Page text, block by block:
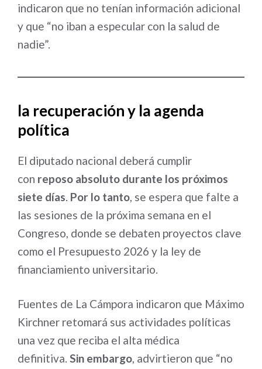
indicaron que no tenían información adicional
y que “no iban a especular con la salud de
nadie”.
la recuperación y la agenda
política
El diputado nacional deberá cumplir
con reposo absoluto durante los próximos
siete días. Por lo tanto, se espera que falte a
las sesiones de la próxima semana en el
Congreso, donde se debaten proyectos clave
como el Presupuesto 2026 y la ley de
financiamiento universitario.
Fuentes de La Cámpora indicaron que Máximo
Kirchner retomará sus actividades políticas
una vez que reciba el alta médica
definitiva. Sin embargo, advirtieron que “no